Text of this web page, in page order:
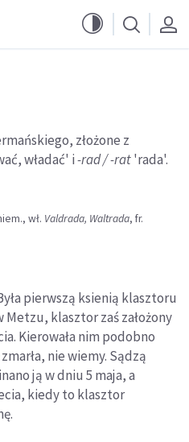
złożone z
władać' i-rad / -rat'rada'.
wł. Valdrada, Waltrada, fr.
pierwszą ksienią klasztoru
klasztor zaś założony
Kierowała nim podobno
nie wiemy. Sądzą
ją w dniu 5 maja, a
kiedy to klasztor